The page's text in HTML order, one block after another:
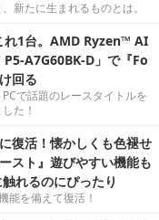
新たに生まれるものとは。
れ1台。AMD Ryzen™ AI
A7G60BK-D」で『Fo
回る
で話題のレースタイトルを
た！
復活！懐かしくも色褪せ
スト』遊びやすい機能も
れるのにぴったり
能を備えて復活！